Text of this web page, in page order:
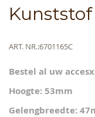
Kunststof
Meer
ART. NR.6701165C
Bestel al uw
Hoogte: 53mm
Gelengbreedte: